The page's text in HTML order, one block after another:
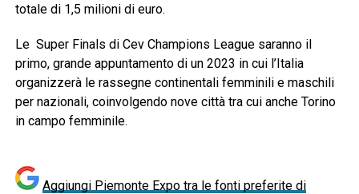
totale di 1,5 milioni di euro.
Le Super Finals di Cev Champions League saranno il
primo, grande appuntamento di un 2023 in cui l’Italia
organizzerà le rassegne continentali femminili e maschili
per nazionali, coinvolgendo nove città tra cui anche Torino
in campo femminile.
Aggiungi Piemonte Expo tra le fonti preferite di